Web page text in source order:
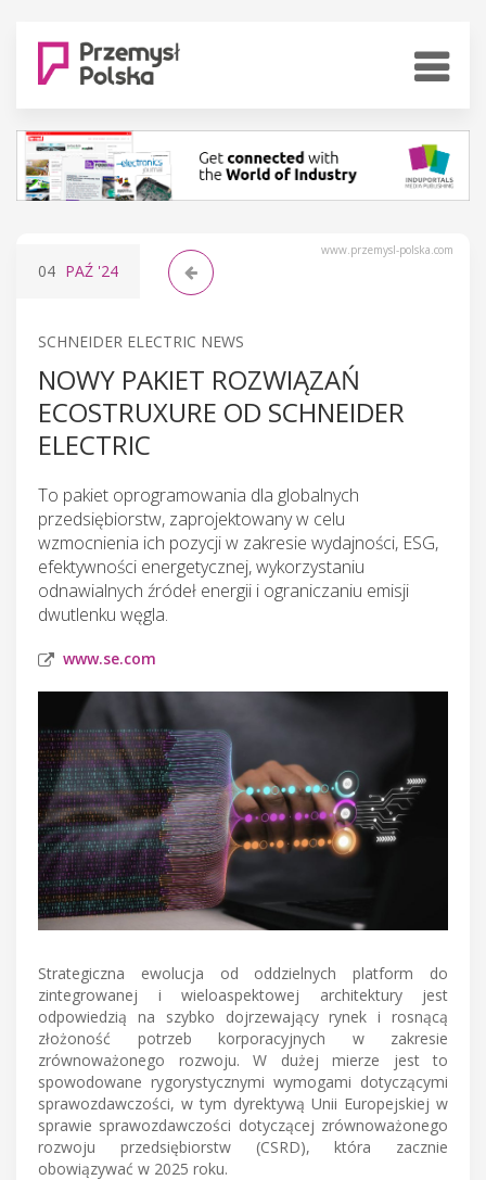
www.przemysl-polska.com
04 PAŹ '24
SCHNEIDER ELECTRIC NEWS
NOWY PAKIET ROZWIĄZAŃ
ECOSTRUXURE OD SCHNEIDER
ELECTRIC
To pakiet oprogramowania dla globalnych
przedsiębiorstw, zaprojektowany w celu
wzmocnienia ich pozycji w zakresie wydajności, ESG,
efektywności energetycznej, wykorzystaniu
odnawialnych źródeł energii i ograniczaniu emisji
dwutlenku węgla.
www.se.com
Strategiczna ewolucja od oddzielnych platform do
zintegrowanej i wieloaspektowej architektury jest
odpowiedzią na szybko dojrzewający rynek i rosnącą
złożoność potrzeb korporacyjnych w zakresie
zrównoważonego rozwoju. W dużej mierze jest to
spowodowane rygorystycznymi wymogami dotyczącymi
sprawozdawczości, w tym dyrektywą Unii Europejskiej w
sprawie sprawozdawczości dotyczącej zrównoważonego
rozwoju przedsiębiorstw (CSRD), która zacznie
obowiązywać w 2025 roku.